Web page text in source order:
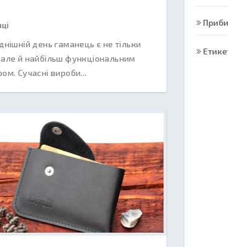
день гаманець є не тільки
й найбільш функціональним
Сучасні вироби...